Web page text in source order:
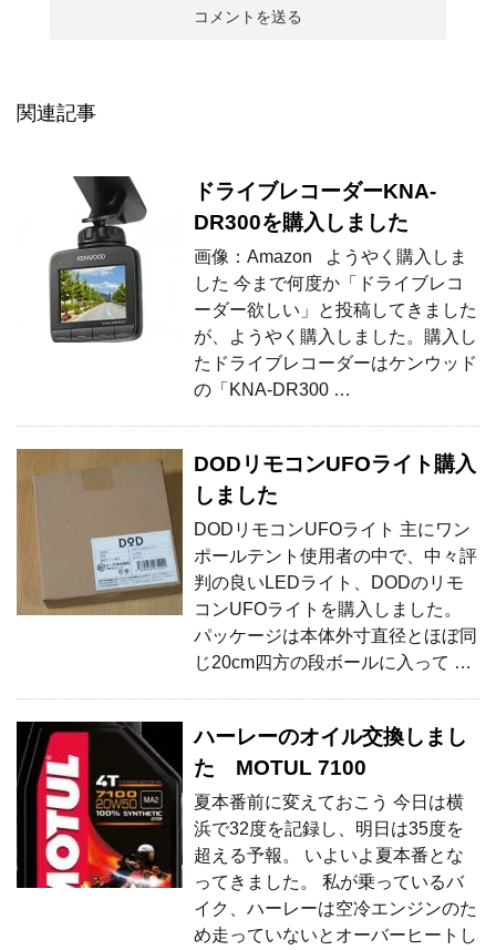
関連記事
ドライブレコーダーKNA-
DR300を購入しました
画像：Amazon ようやく購入しま
した 今まで何度か「ドライブレコ
ーダー欲しい」と投稿してきました
が、ようやく購入しました。購入し
たドライブレコーダーはケンウッド
の「KNA-DR300 …
DODリモコンUFOライト購入
しました
DODリモコンUFOライト 主にワン
ポールテント使用者の中で、中々評
判の良いLEDライト、DODのリモ
コンUFOライトを購入しました。
パッケージは本体外寸直径とほぼ同
じ20cm四方の段ボールに入って …
ハーレーのオイル交換しまし
た MOTUL 7100
夏本番前に変えておこう 今日は横
浜で32度を記録し、明日は35度を
超える予報。 いよいよ夏本番とな
ってきました。 私が乗っているバ
イク、ハーレーは空冷エンジンのた
め走っていないとオーバーヒートし